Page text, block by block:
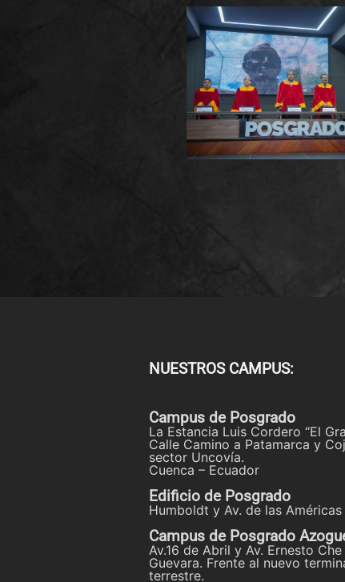
NUESTROS CAMPUS:
Campus de Posgrado
La Estancia Luis Cordero “El
Calle Camino a Patamarca y
sector Uncovía.
Cuenca – Ecuador
Edificio de Posgrado
Humboldt y Av. de las Américas
Campus de Posgrado
Av.16 de Abril y Av. Ernesto Che
Guevara. Frente al nuevo
terrestre.